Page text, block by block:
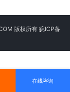
版权所有 皖ICP备
在线咨询